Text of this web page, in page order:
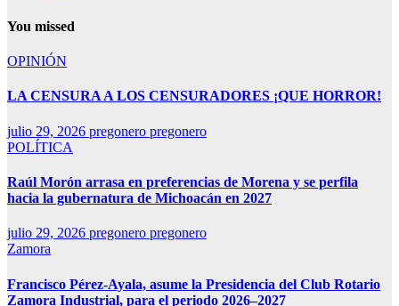
You missed
OPINIÓN
LA CENSURA A LOS CENSURADORES ¡QUE HORROR!
julio 29, 2026 pregonero pregonero
POLÍTICA
Raúl Morón arrasa en preferencias de Morena y se perfila
hacia la gubernatura de Michoacán en 2027
julio 29, 2026 pregonero pregonero
Zamora
Francisco Pérez-Ayala, asume la Presidencia del Club Rotario
Zamora Industrial, para el periodo 2026–2027